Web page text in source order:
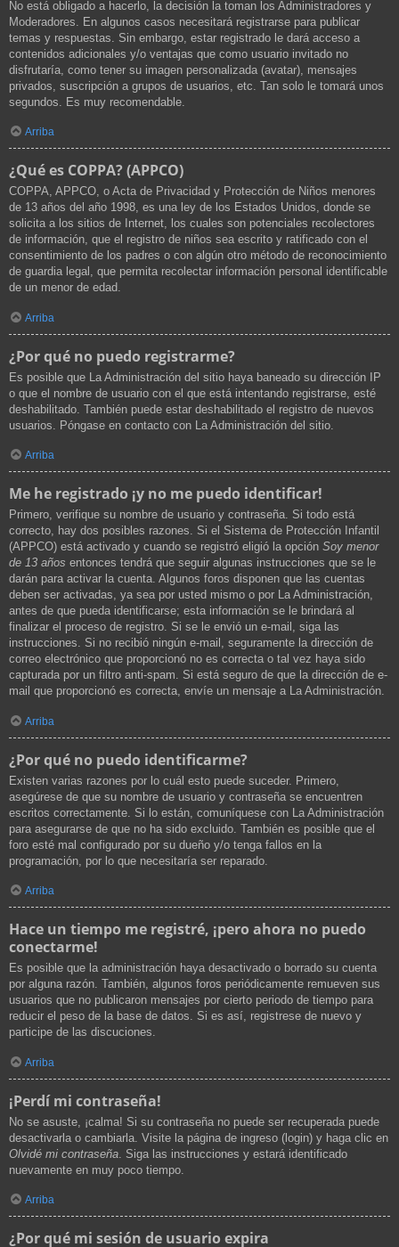
No está obligado a hacerlo, la decisión la toman los Administradores y
Moderadores. En algunos casos necesitará registrarse para publicar
temas y respuestas. Sin embargo, estar registrado le dará acceso a
contenidos adicionales y/o ventajas que como usuario invitado no
disfrutaría, como tener su imagen personalizada (avatar), mensajes
privados, suscripción a grupos de usuarios, etc. Tan solo le tomará unos
segundos. Es muy recomendable.
Arriba
¿Qué es COPPA? (APPCO)
COPPA, APPCO, o Acta de Privacidad y Protección de Niños menores
de 13 años del año 1998, es una ley de los Estados Unidos, donde se
solicita a los sitios de Internet, los cuales son potenciales recolectores
de información, que el registro de niños sea escrito y ratificado con el
consentimiento de los padres o con algún otro método de reconocimiento
de guardia legal, que permita recolectar información personal identificable
de un menor de edad.
Arriba
¿Por qué no puedo registrarme?
Es posible que La Administración del sitio haya baneado su dirección IP
o que el nombre de usuario con el que está intentando registrarse, esté
deshabilitado. También puede estar deshabilitado el registro de nuevos
usuarios. Póngase en contacto con La Administración del sitio.
Arriba
Me he registrado ¡y no me puedo identificar!
Primero, verifique su nombre de usuario y contraseña. Si todo está
correcto, hay dos posibles razones. Si el Sistema de Protección Infantil
(APPCO) está activado y cuando se registró eligió la opción Soy menor
de 13 años entonces tendrá que seguir algunas instrucciones que se le
darán para activar la cuenta. Algunos foros disponen que las cuentas
deben ser activadas, ya sea por usted mismo o por La Administración,
antes de que pueda identificarse; esta información se le brindará al
finalizar el proceso de registro. Si se le envió un e-mail, siga las
instrucciones. Si no recibió ningún e-mail, seguramente la dirección de
correo electrónico que proporcionó no es correcta o tal vez haya sido
capturada por un filtro anti-spam. Si está seguro de que la dirección de e-
mail que proporcionó es correcta, envíe un mensaje a La Administración.
Arriba
¿Por qué no puedo identificarme?
Existen varias razones por lo cuál esto puede suceder. Primero,
asegúrese de que su nombre de usuario y contraseña se encuentren
escritos correctamente. Si lo están, comuníquese con La Administración
para asegurarse de que no ha sido excluido. También es posible que el
foro esté mal configurado por su dueño y/o tenga fallos en la
programación, por lo que necesitaría ser reparado.
Arriba
Hace un tiempo me registré, ¡pero ahora no puedo
conectarme!
Es posible que la administración haya desactivado o borrado su cuenta
por alguna razón. También, algunos foros periódicamente remueven sus
usuarios que no publicaron mensajes por cierto periodo de tiempo para
reducir el peso de la base de datos. Si es así, registrese de nuevo y
participe de las discuciones.
Arriba
¡Perdí mi contraseña!
No se asuste, ¡calma! Si su contraseña no puede ser recuperada puede
desactivarla o cambiarla. Visite la página de ingreso (login) y haga clic en
Olvidé mi contraseña . Siga las instrucciones y estará identificado
nuevamente en muy poco tiempo.
Arriba
¿Por qué mi sesión de usuario expira